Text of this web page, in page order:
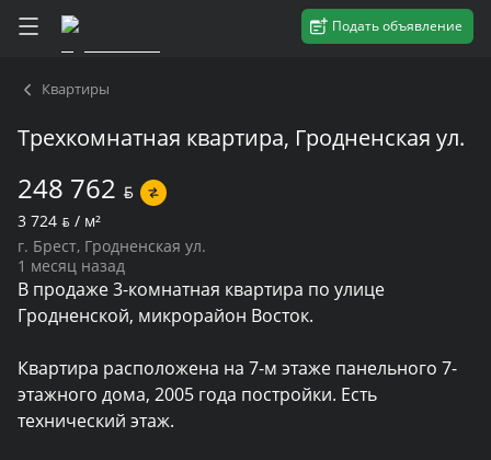
Подать объявление
Квартиры
Трехкомнатная квартира, Гродненская ул.
248 762 BYN
3 724 BYN / м²
г. Брест, Гродненская ул.
1 месяц назад
В продаже 3-комнатная квартира по улице
Гродненской, микрорайон Восток.
Квартира расположена на 7-м этаже панельного 7-
этажного дома, 2005 года постройки. Есть
технический этаж.